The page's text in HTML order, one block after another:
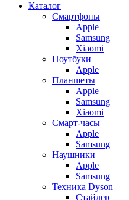
Каталог
Смартфоны
Apple
Samsung
Xiaomi
Ноутбуки
Apple
Планшеты
Apple
Samsung
Xiaomi
Смарт-часы
Apple
Samsung
Наушники
Apple
Samsung
Техника Dyson
Стайлер